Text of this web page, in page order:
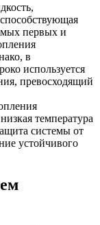
первых и
в
используется
превосходящий
температура
системы от
устойчивого